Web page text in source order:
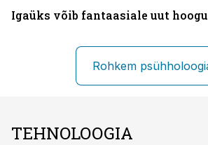
Igaüks võib fantaasiale uut
Rohkem
TEHNOLOOGIA